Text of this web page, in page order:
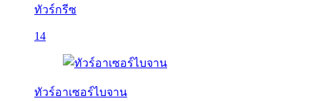
ทัวร์กรีซ
14
ทัวร์อาเซอร์ไบจาน